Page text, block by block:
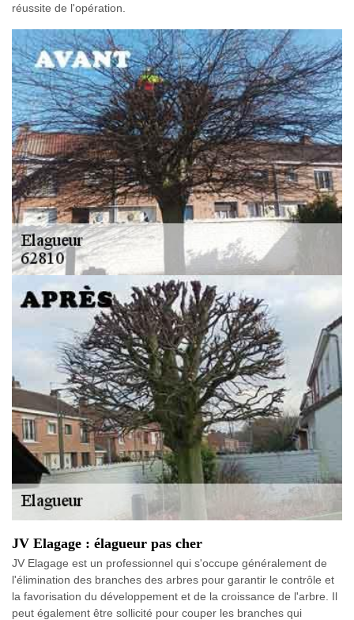
réussite de l'opération.
JV Elagage : élagueur pas cher
JV Elagage est un professionnel qui s'occupe généralement de
l'élimination des branches des arbres pour garantir le contrôle et
la favorisation du développement et de la croissance de l'arbre. Il
peut également être sollicité pour couper les branches qui